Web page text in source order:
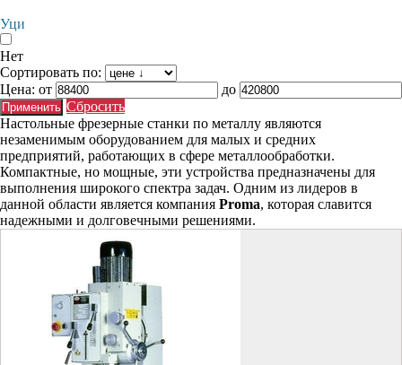
Уци
Нет
Сортировать по:
Цена: от
до
Сбросить
Настольные фрезерные станки по металлу являются
незаменимым оборудованием для малых и средних
предприятий, работающих в сфере металлообработки.
Компактные, но мощные, эти устройства предназначены для
выполнения широкого спектра задач. Одним из лидеров в
данной области является компания Proma, которая славится
надежными и долговечными решениями.